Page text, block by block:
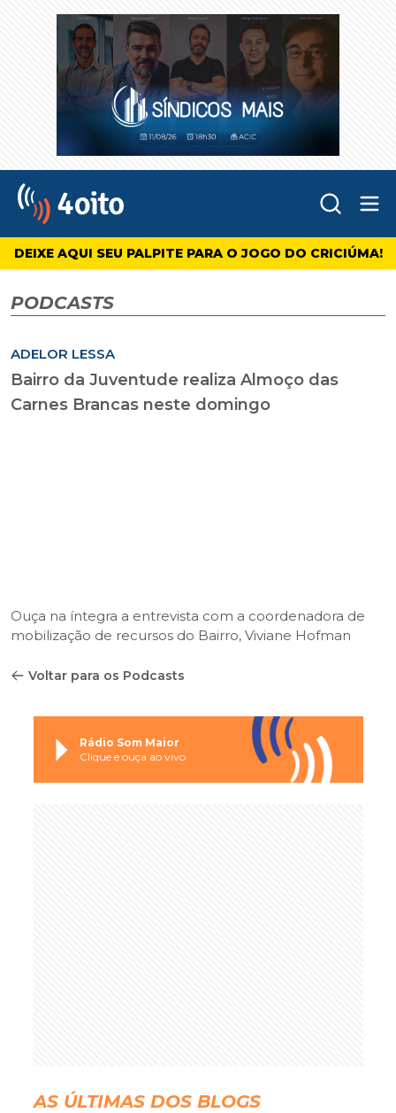
4oito
DEIXE AQUI SEU PALPITE PARA O JOGO DO CRICIÚMA!
PODCASTS
ADELOR LESSA
Bairro da Juventude realiza Almoço das
Carnes Brancas neste domingo
Ouça na íntegra a entrevista com a coordenadora de
mobilização de recursos do Bairro, Viviane Hofman
Voltar para os Podcasts
Rádio Som Maior
Clique e ouça ao vivo
AS ÚLTIMAS DOS BLOGS